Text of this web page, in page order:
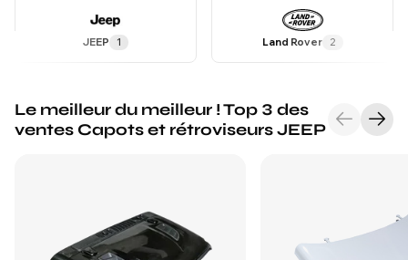
JEEP 1 Land Rover 2
Le meilleur du meilleur ! Top 3 des
ventes Capots et rétroviseurs JEEP